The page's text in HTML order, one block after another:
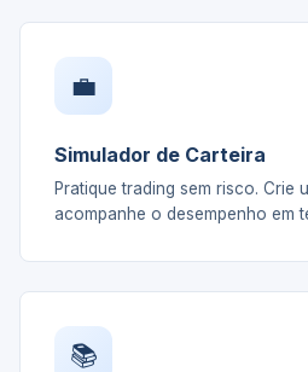
💼
Simulador de Carteira
Pratique trading sem risco. Crie
acompanhe o desempenho em
📚